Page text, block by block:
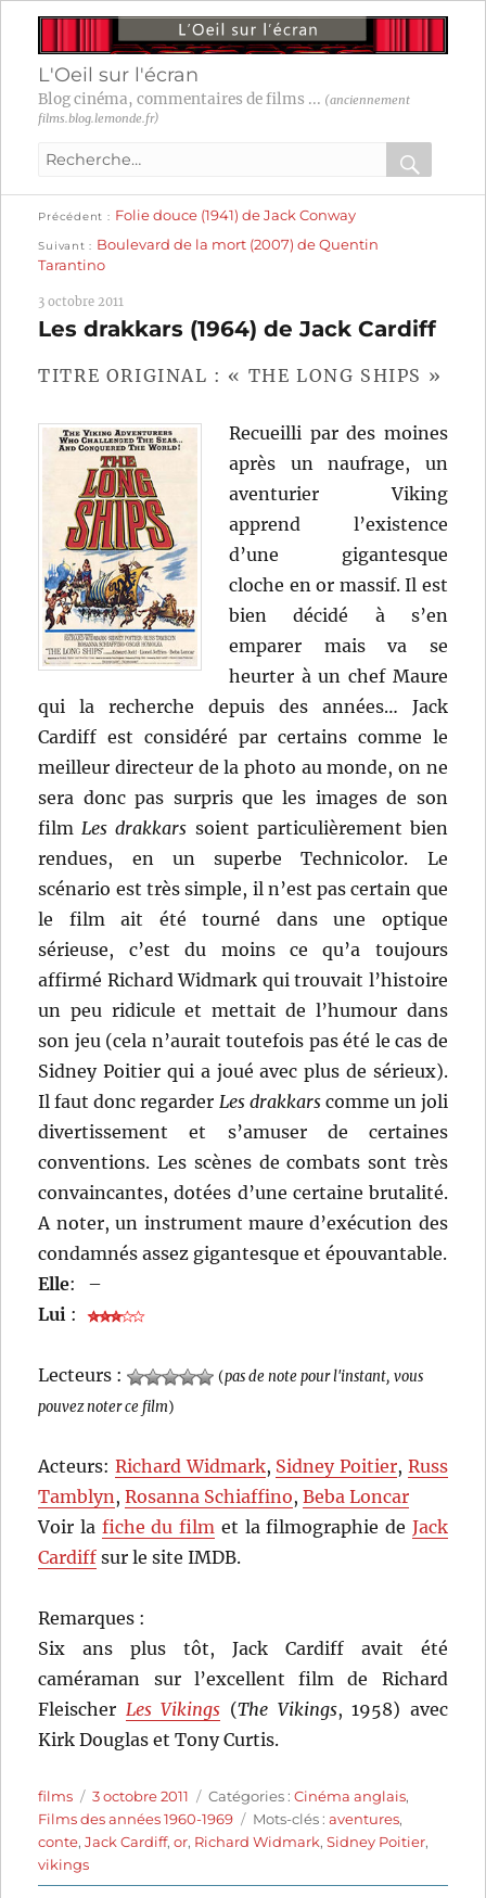
L'Oeil sur l'écran
Blog cinéma, commentaires de films ... (anciennement
films.blog.lemonde.fr)
Recherche
:
OK
Navigation
de
l’article
Précédent
précédente :
Folie douce (1941) de Jack Conway
Suivant
suivante :
Boulevard de la mort (2007) de Quentin
Tarantino
3 octobre 2011
Les drakkars (1964) de Jack Cardiff
TITRE ORIGINAL : « THE LONG SHIPS »
Recueilli par des moines
après un naufrage, un
aventurier Viking
apprend l’existence
d’une gigantesque
cloche en or massif. Il est
bien décidé à s’en
emparer mais va se
heurter à un chef Maure
qui la recherche depuis des années… Jack
Cardiff est considéré par certains comme le
meilleur directeur de la photo au monde, on ne
sera donc pas surpris que les images de son
filmLes drakkars soient particulièrement bien
rendues, en un superbe Technicolor. Le
scénario est très simple, il n’est pas certain que
le film ait été tourné dans une optique
sérieuse, c’est du moins ce qu’a toujours
affirmé Richard Widmark qui trouvait l’histoire
un peu ridicule et mettait de l’humour dans
son jeu (cela n’aurait toutefois pas été le cas de
Sidney Poitier qui a joué avec plus de sérieux).
Il faut donc regarder Les drakkarscomme un joli
divertissement et s’amuser de certaines
conventions. Les scènes de combats sont très
convaincantes, dotées d’une certaine brutalité.
A noter, un instrument maure d’exécution des
condamnés assez gigantesque et épouvantable.
Elle:
–
Lui :
Lecteurs : (pas de note pour l'instant, vous
pouvez noter ce film)
Acteurs: Richard Widmark, Sidney Poitier, Russ
Tamblyn,Rosanna Schiaffino,Beba Loncar
Voir la fiche du film et la filmographie de Jack
Cardiff sur le site IMDB.
Remarques :
Six ans plus tôt, Jack Cardiff avait été
caméraman sur l’excellent film de Richard
Fleischer Les Vikings (The Vikings, 1958) avec
Kirk Douglas et Tony Curtis.
Auteur
films
Publié
le
3 octobre 2011 Catégories
Catégories :Cinéma anglais,
Films des années 1960-1969
Étiquettes
Mots-clés :aventures,
conte,Jack Cardiff,or, Richard Widmark,Sidney Poitier,
vikings